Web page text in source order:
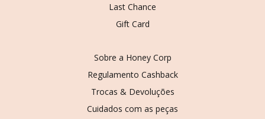
Last Chance
Gift Card
Sobre a Honey Corp
Regulamento Cashback
Trocas & Devoluções
Cuidados com as peças